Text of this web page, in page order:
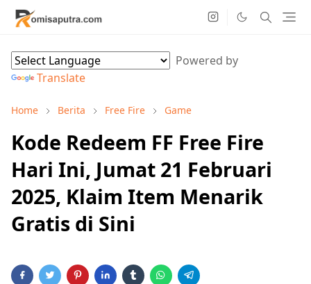
Powered by
Translate
Home Berita Free Fire Game
Kode Redeem FF Free Fire
Hari Ini, Jumat 21 Februari
2025, Klaim Item Menarik
Gratis di Sini